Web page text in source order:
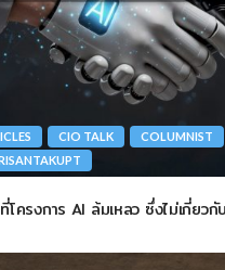
CIO TALK
COLUMNIST
ครงการ AI ล้มเหลว ซึ่งไม่เกี่ยวกั